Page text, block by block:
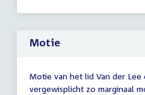
Motie
Motie van het lid Van der Lee
vergewisplicht zo marginaal